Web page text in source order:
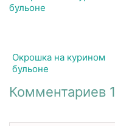
Окрошка на курином
бульоне
Комментариев 1